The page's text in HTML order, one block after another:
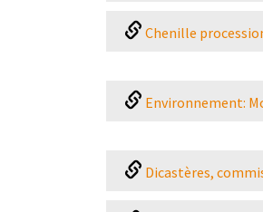
Chenille
Environnement:
Dicastères,